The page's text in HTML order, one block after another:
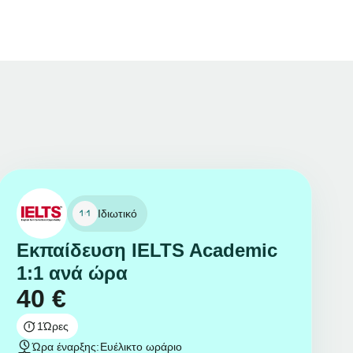
Ιδιωτικό
Εκπαίδευση IELTS Academic
1:1 ανά ώρα
40 €
1Ώρες
Ώρα έναρξης:Ευέλικτο ωράριο